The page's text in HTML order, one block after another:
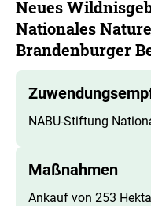
Neues
Nationales
Brandenburger
NABU-Stiftung
Maßnahmen
Ankauf von 253